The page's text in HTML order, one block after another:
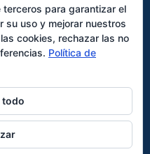
para garantizar el
su uso y mejorar nuestros
cookies, rechazar las no
Política de
todo